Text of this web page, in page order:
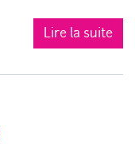
Lire la suite